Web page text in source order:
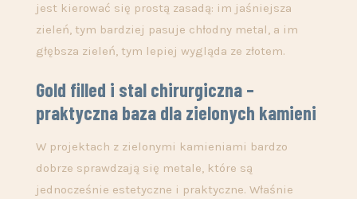
jest kierować się prostą zasadą: im jaśniejsza
zieleń, tym bardziej pasuje chłodny metal, a im
głębsza zieleń, tym lepiej wygląda ze złotem.
Gold filled i stal chirurgiczna –
praktyczna baza dla zielonych kamieni
W projektach z zielonymi kamieniami bardzo
dobrze sprawdzają się metale, które są
jednocześnie estetyczne i praktyczne. Właśnie